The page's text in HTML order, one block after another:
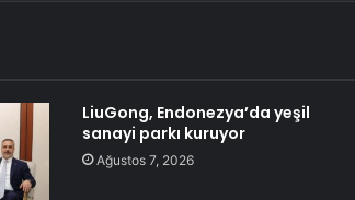
LiuGong, Endonezya’da yeşil
sanayi parkı kuruyor
Ağustos 7, 2026